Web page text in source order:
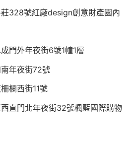
328號紅廠design創意財產園內
門外年夜街6號1幢1層
年夜街72號
欄西街11號
直門北年夜街32號楓藍國際購物